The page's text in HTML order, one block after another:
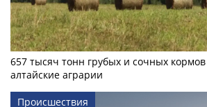
657 тысяч тонн грубых и сочных кормов
алтайские аграрии
Происшествия